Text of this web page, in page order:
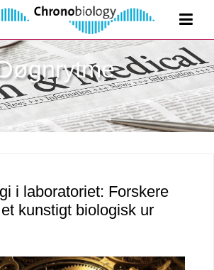
i laboratoriet: Forskere
kunstigt biologisk ur